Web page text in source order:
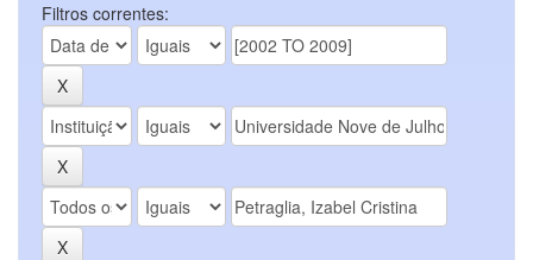
Filtros correntes: